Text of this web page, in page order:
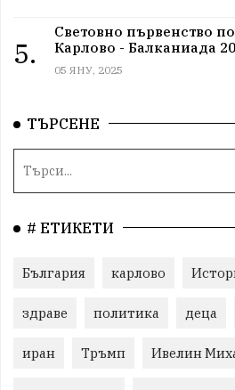
5.
Световно първенство
Карлово - Балканиада
05 ЯНУ, 2025
ТЪРСЕНЕ
# ЕТИКЕТИ
България карлово
здраве политика деца
иран Тръмп Ивелин